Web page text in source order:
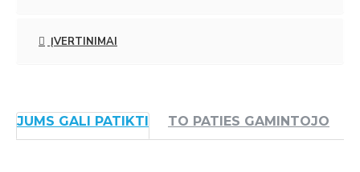
ĮVERTINIMAI
JUMS GALI PATIKTI TO PATIES GAMINTOJO